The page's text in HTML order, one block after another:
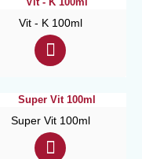
Vit - K 100ml
Super Vit 100ml